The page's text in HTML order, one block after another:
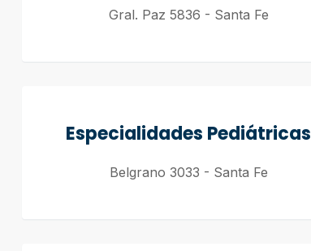
Gral. Paz 5836 - Santa Fe
Especialidades Pediátricas
Belgrano 3033 - Santa Fe